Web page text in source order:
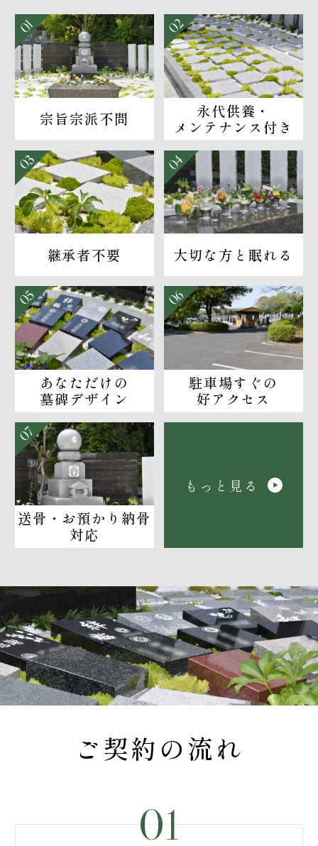
01
宗旨宗派不問
02
永代供養・
メンテナンス付き
03
継承者不要
04
大切な方と眠れる
05
あなただけの
墓碑デザイン
06
駐車場すぐの
好アクセス
07
送骨・お預かり納骨
対応
もっと見る
ご契約の流れ
01